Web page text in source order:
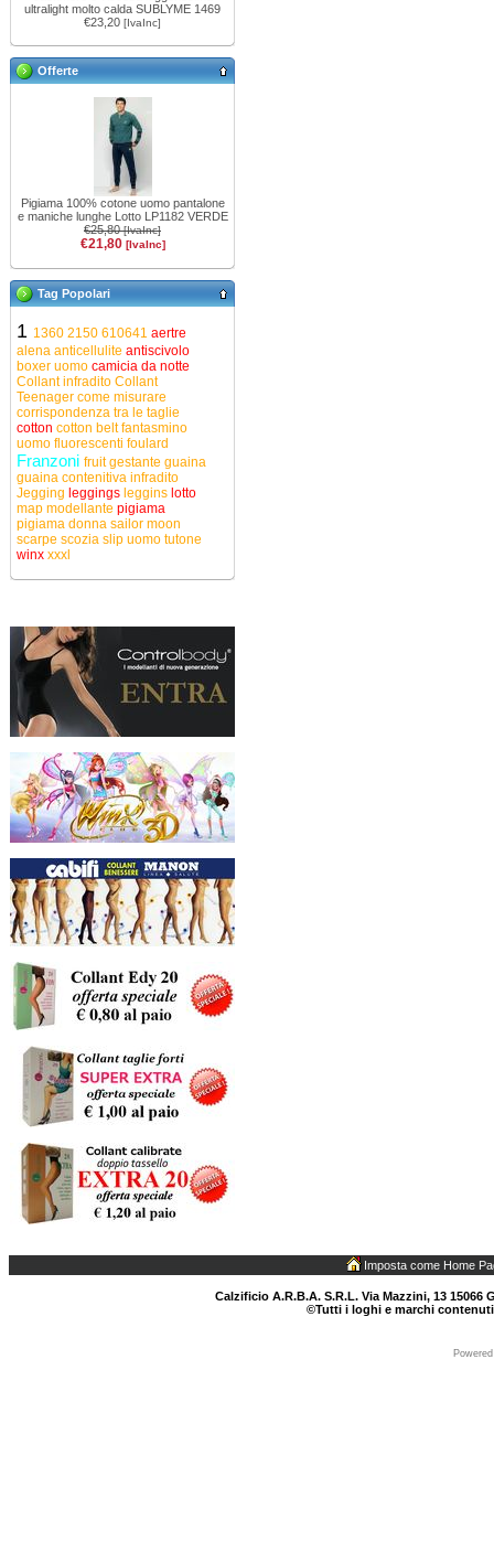
ultralight molto calda SUBLYME 1469
€23,20 [IvaInc]
Offerte
Pigiama 100% cotone uomo pantalone
e maniche lunghe Lotto LP1182 VERDE
€25,80[IvaInc]
€21,80 [IvaInc]
Tag Popolari
1 1360 2150 610641 aertre
alena anticellulite antiscivolo
boxer uomo camicia da notte
Collant infradito Collant
Teenager come misurare
corrispondenza tra le taglie
cotton cotton beltfantasmino
uomo fluorescenti foulard
Franzoni fruitgestante guaina
guaina contenitiva infradito
Jegging leggings leggins lotto
map modellante pigiama
pigiama donna sailor moon
scarpe scozia slip uomo tutone
winx xxxl
Imposta come Home
Calzificio A.R.B.A. S.R.L. Via Mazzini, 13 15066
©Tutti i loghi e marchi